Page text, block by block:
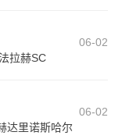
06-02
拉赫SC
06-02
达里诺斯哈尔